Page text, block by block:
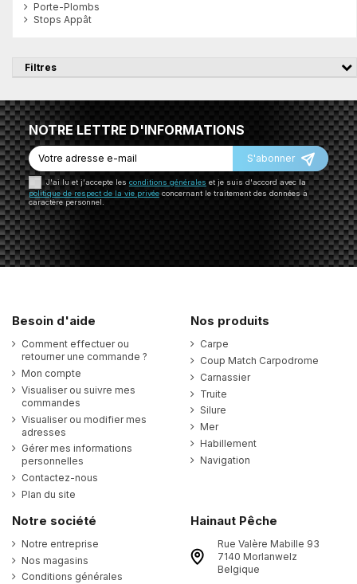
Porte-Plombs
Stops Appât
Filtres
NOTRE LETTRE D'INFORMATIONS
S'abonner
J'ai lu et j'accepte les conditions générales et je suis d'accord avec la
politique de respect de la vie privéeconcernant le traitement des données à
caractère personnel.
Besoin d'aide
Comment effectuer ou
retourner une commande ?
Mon compte
Visualiser ou suivre mes
commandes
Visualiser ou modifier mes
adresses
Gérer mes informations
personnelles
Contactez-nous
Plan du site
Nos produits
Carpe
Coup Match Carpodrome
Carnassier
Truite
Silure
Mer
Habillement
Navigation
Notre société
Notre entreprise
Nos magasins
Conditions générales
Hainaut Pêche
Rue Valère Mabille 93
7140 Morlanwelz
Belgique